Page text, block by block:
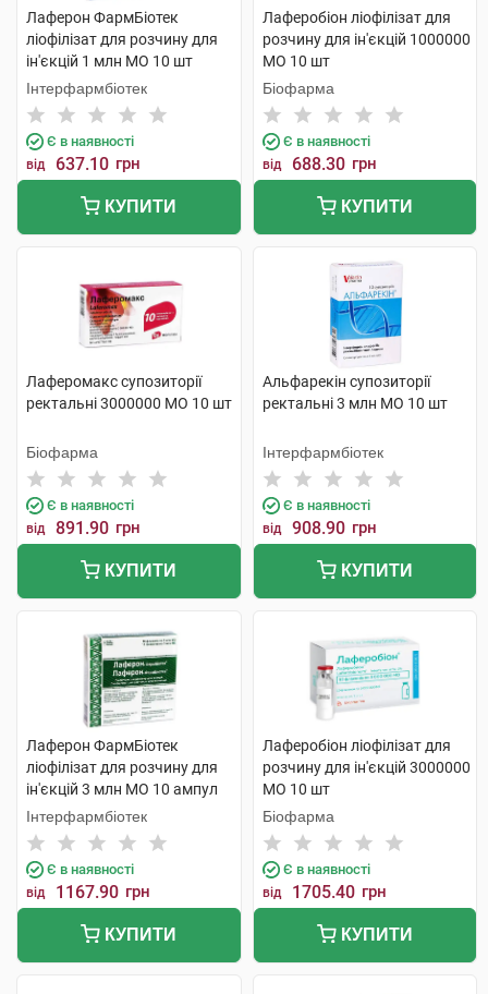
Лаферон ФармБіотек
ліофілізат для розчину для
ін'єкцій 1 млн МО 10 шт
Інтерфармбіотек
Є в наявності
від 637.10 грн
КУПИТИ
Лаферобіон ліофілізат для
розчину для ін'єкцій 1000000
МО 10 шт
Біофарма
Є в наявності
від 688.30 грн
КУПИТИ
Лаферомакс супозиторії
ректальні 3000000 МО 10 шт
Біофарма
Є в наявності
від 891.90 грн
КУПИТИ
Альфарекін супозиторії
ректальні 3 млн МО 10 шт
Інтерфармбіотек
Є в наявності
від 908.90 грн
КУПИТИ
Лаферон ФармБіотек
ліофілізат для розчину для
ін'єкцій 3 млн МО 10 ампул
Інтерфармбіотек
Є в наявності
від 1167.90 грн
КУПИТИ
Лаферобіон ліофілізат для
розчину для ін'єкцій 3000000
МО 10 шт
Біофарма
Є в наявності
від 1705.40 грн
КУПИТИ